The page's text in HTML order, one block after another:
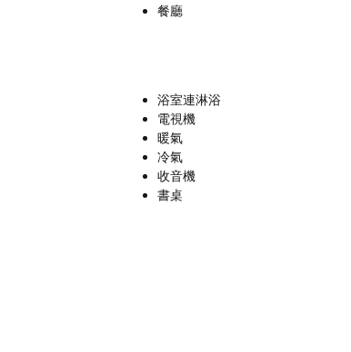
餐廳
浴室連淋浴
電視機
暖氣
冷氣
收音機
書桌